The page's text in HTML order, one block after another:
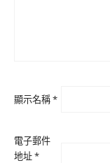
顯示名稱*
電子郵件
地址*